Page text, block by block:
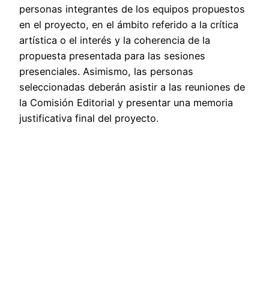
personas integrantes de los equipos propuestos
en el proyecto, en el ámbito referido a la crítica
artística o el interés y la coherencia de la
propuesta presentada para las sesiones
presenciales. Asimismo, las personas
seleccionadas deberán asistir a las reuniones de
la Comisión Editorial y presentar una memoria
justificativa final del proyecto.